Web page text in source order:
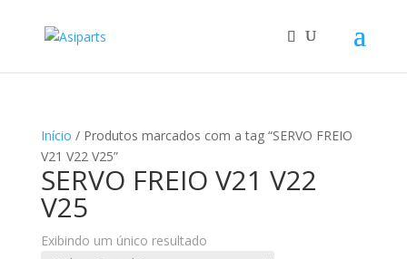
Início / Produtos marcados com a tag “SERVO FREIO
V21 V22 V25”
SERVO FREIO V21 V22
V25
Exibindo um único resultado